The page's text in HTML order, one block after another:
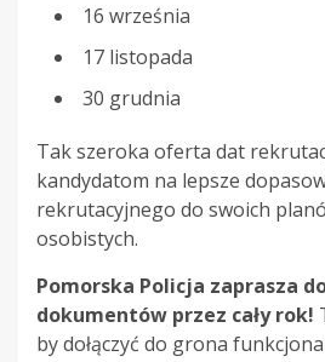
16 września
17 listopada
30 grudnia
Tak szeroka oferta dat
kandydatom na lepsze
rekrutacyjnego do swoich
osobistych.
Pomorska Policja zaprasza
dokumentów przez cały rok!
by dołączyć do grona